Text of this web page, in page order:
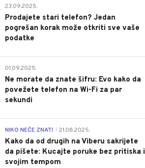
23.09.2025.
Prodajete stari telefon? Jedan
pogrešan korak može otkriti sve vaše
podatke
01.09.2025.
Ne morate da znate šifru: Evo kako da
povežete telefon na Wi-Fi za par
sekundi
NIKO NEĆE ZNATI 21.08.2025.
Kako da od drugih na Viberu sakrijete
da pišete: Kucajte poruke bez pritiska i
svojim tempom